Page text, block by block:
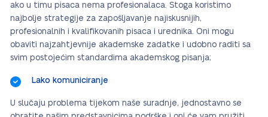
ako u timu pisaca nema profesionalaca. Stoga koristimo
najbolje strategije za zapošljavanje najiskusnijih,
profesionalnih i kvalifikovanih pisaca i urednika. Oni mogu
obaviti najzahtjevnije akademske zadatke i udobno raditi sa
svim postojećim standardima akademskog pisanja;
Lako komuniciranje
U slučaju problema tijekom naše suradnje, jednostavno se